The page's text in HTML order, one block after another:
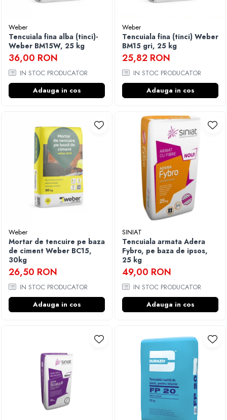
Ipsos si Pasta Imbinare
Ipsos Adeziv Gips Carton
Profile Gips Carton
Grosime Tabla 0.6MM
Profile UA
Weber
Tencuiala fina alba (tinci)-
Weber BM15W, 25 kg
36,00 RON
IN STOC PRODUCATOR
Adauga in cos
Weber
Tencuiala fina (tinci) Weber
BM15 gri, 25 kg
25,82 RON
IN STOC PRODUCATOR
Adauga in cos
Weber
Mortar de tencuire pe baza
de ciment Weber BC15,
30kg
26,50 RON
IN STOC PRODUCATOR
Adauga in cos
SINIAT
Tencuiala armata Adera
Fybro, pe baza de ipsos,
25 kg
49,00 RON
IN STOC PRODUCATOR
Adauga in cos